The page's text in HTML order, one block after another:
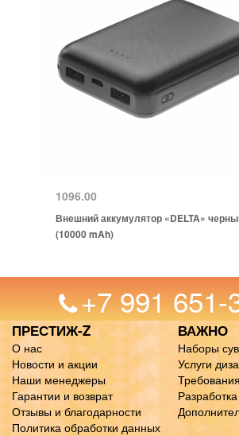
1096.00
Внешний аккумулятор «DELTA»
(10000 mAh)
+7 991 651-
ПРЕСТИЖ-Z
О нас
Новости и акции
Наши менеджеры
Гарантии и возврат
Отзывы и благодарности
Политика обработки данных
ВАЖНО
Наборы
Услуги